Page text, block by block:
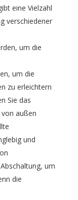
eine Vielzahl
verschiedener
um die
um die
zu erleichtern
Sie das
außen
und
um
die